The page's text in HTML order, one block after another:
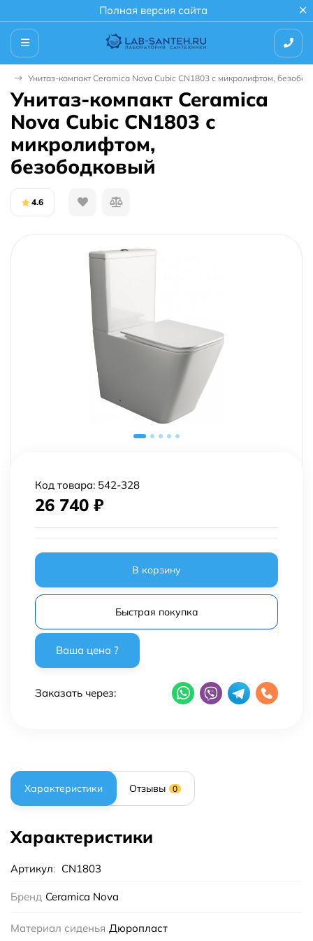
Полная версия сайта
Унитаз-компакт Ceramica Nova Cubic CN1803 с микролифтом,
Унитаз-компакт Ceramica
Nova Cubic CN1803 с
микролифтом,
безободковый
4.6
Код товара: 542-328
26 740 ₽
В корзину
Быстрая покупка
Заказать через:
Характеристики Отзывы 0
Характеристики
Артикул: CN1803
Бренд Ceramica Nova
Материал сиденья Дюропласт